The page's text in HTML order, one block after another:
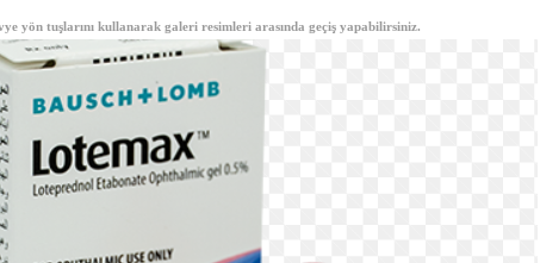
yön tuşlarını kullanarak galeri resimleri arasında geçiş yapabilirsiniz.